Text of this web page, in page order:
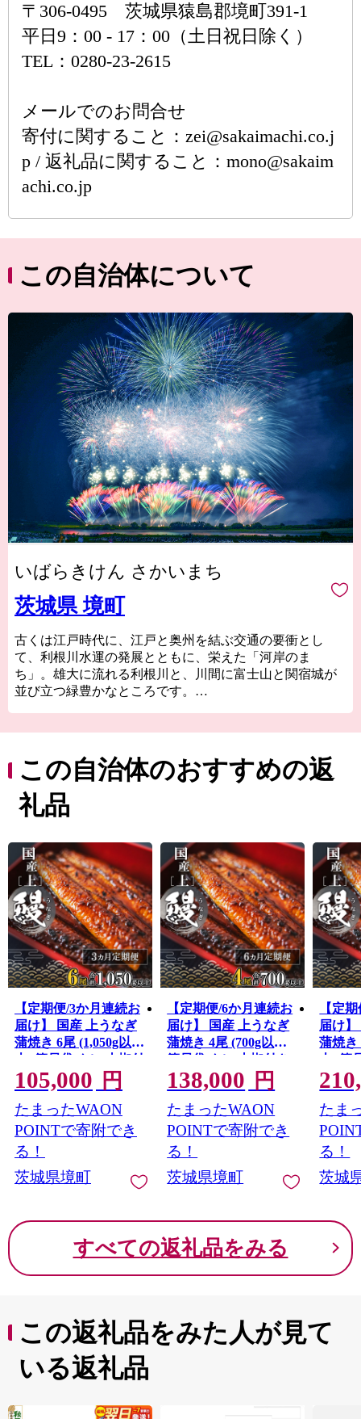
〒306-0495 茨城県猿島郡境町391-1
平日9：00 - 17：00（土日祝日除く）
TEL：0280-23-2615
メールでのお問合せ
寄付に関すること：zei@sakaimachi.co.j
p / 返礼品に関すること：mono@sakaim
achi.co.jp
この自治体について
いばらきけん さかいまち
茨城県 境町
古くは江戸時代に、江戸と奥州を結ぶ交通の要衝とし
て、利根川水運の発展とともに、栄えた「河岸のま
ち」。雄大に流れる利根川と、川間に富士山と関宿城が
並び立つ緑豊かなところです。
「利根川大花火大会」をはじめ、世界大会基準のアーバ
ンスポーツパーク、人工サーフィン場「city wave」など
次世代スポーツにも力を入れており、町の地域資源を生
かした新たな取り組みを数多く行っています。
この自治体のおすすめの返
礼品
【定期便/3か月連続お
届け】 国産 上うなぎ
蒲焼き 6尾 (1,050g以
上) 簡易袋 タレ 山椒付
き
105,000 円
たまったWAON
POINTで寄附でき
る！
茨城県境町
【定期便/6か月連続お
届け】 国産 上うなぎ
蒲焼き 4尾 (700g以上)
簡易袋 タレ 山椒付き
138,000 円
たまったWAON
POINTで寄附でき
る！
茨城県境町
【定
届け
蒲焼き
上) 簡
き
たま
る！
茨城
すべての返礼品をみる
この返礼品をみた人が見て
いる返礼品